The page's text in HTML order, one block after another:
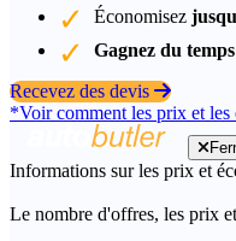
Économisez
Gagnez du temps
Recevez des devis
*Voir comment les prix et les
Informations sur les prix et
Le nombre d'offres, les prix